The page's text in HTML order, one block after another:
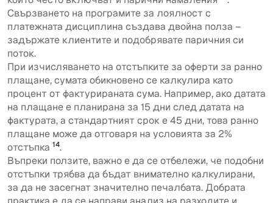
Свързването на програмите за лоялност с
платежната дисциплина създава двойна полза –
задържате клиентите и подобрявате паричния си
поток.
При изчисляването на отстъпките за оферти за ранно
плащане, сумата обикновено се калкулира като
процент от фактурираната сума. Например, ако датата
на плащане е планирана за 15 дни след датата на
фактурата, а стандартният срок е 45 дни, това ранно
плащане може да отговаря на условията за 2%
отстъпка 14.
Въпреки ползите, важно е да се отбележи, че подобни
отстъпки трябва да бъдат внимателно калкулирани,
за да не засегнат значително печалбата. Добрата